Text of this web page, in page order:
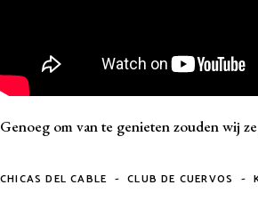
Genoeg om van te genieten zouden wij
CHICAS DEL CABLE - CLUB DE CUERVOS -